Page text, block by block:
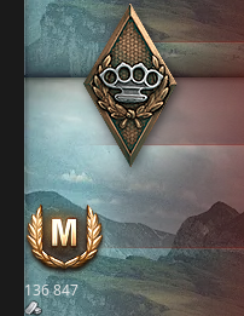
136 847